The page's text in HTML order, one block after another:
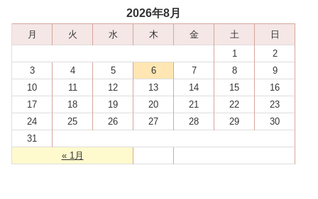
2026年8月
月 火 水 木 金 土 日
« 1月
1
2
3
4 5 6 7 8
9
10
11 12 13 14 15
16
17
18 19 20 21 22
23
24
25 26 27 28 29
30
31